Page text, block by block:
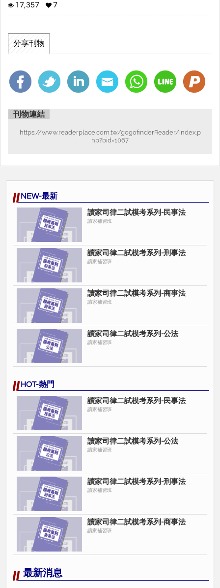
17,357 7
分享刊物
刊物連結
https://www.readerplace.com.tw/gogofinderReader/index.p
hp?bid=1067
NEW-最新
讀家司律二試模考系列-民事法
讀家補習班
讀家司律二試模考系列-刑事法
讀家補習班
讀家司律二試模考系列-商事法
讀家補習班
讀家司律二試模考系列-公法
讀家補習班
HOT-熱門
讀家司律二試模考系列-民事法
讀家補習班
讀家司律二試模考系列-公法
讀家補習班
讀家司律二試模考系列-刑事法
讀家補習班
讀家司律二試模考系列-商事法
讀家補習班
最新消息